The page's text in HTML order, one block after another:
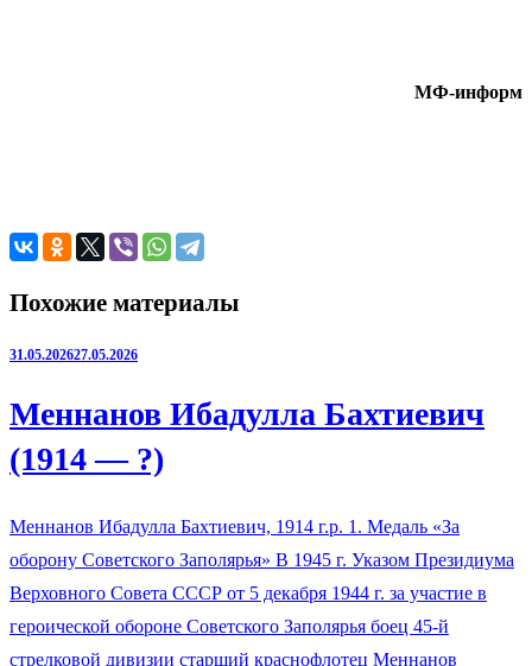
МФ-информ
Похожие материалы
31.05.202627.05.2026
Меннанов Ибадулла Бахтиевич
(1914 — ?)
Меннанов Ибадулла Бахтиевич, 1914 г.р. 1. Медаль «За
оборону Советского Заполярья» В 1945 г. Указом Президиума
Верховного Совета СССР от 5 декабря 1944 г. за участие в
героической обороне Советского Заполярья боец 45-й
стрелковой дивизии старший краснофлотец Меннанов